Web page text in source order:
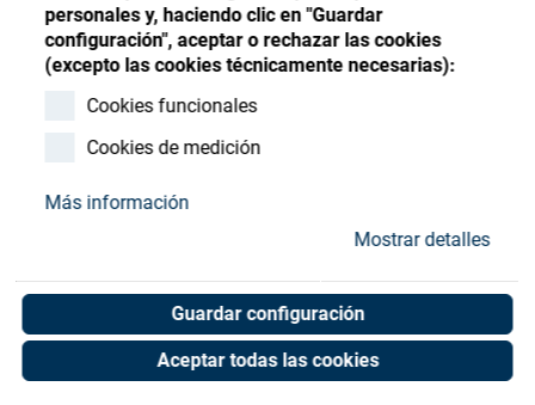
personales y, haciendo clic en "Guardar
configuración", aceptar o rechazar las cookies
(excepto las cookies técnicamente necesarias):
Cookies funcionales
Cookies de medición
Más información
Mostrar detalles
Guardar configuración
Aceptar todas las cookies
Contacto
O-Ring 3x1
Art. No. 50000019
Unit of measure : Piece